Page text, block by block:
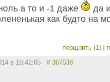
а то и -1 даже
да
как будто на
поощрить (1)
в 16:42:05 # 367538